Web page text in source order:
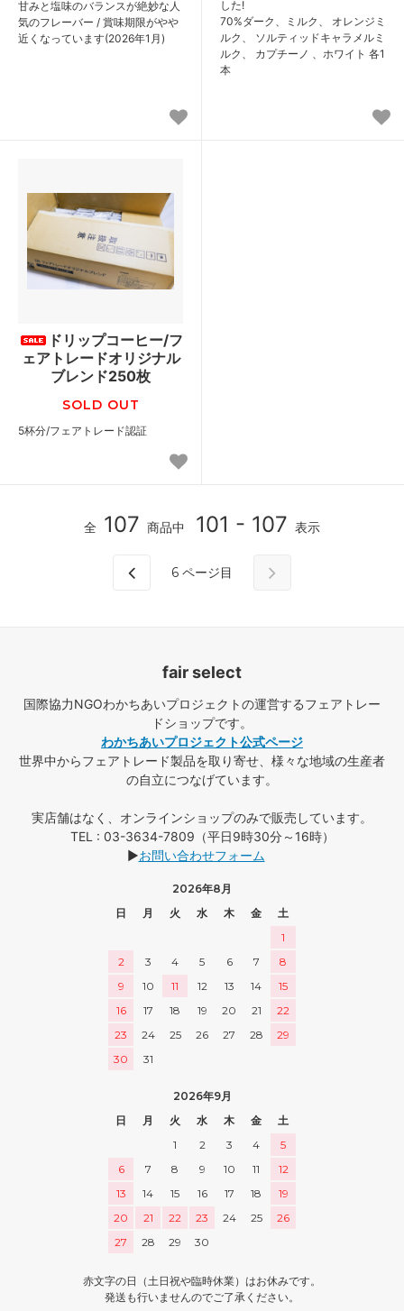
甘みと塩味のバランスが絶妙な人
気のフレーバー / 賞味期限がやや
近くなっています(2026年1月)
した!
70%ダーク、ミルク、 オレンジミ
ルク、 ソルティッドキャラメルミ
ルク、 カプチーノ 、ホワイト 各1
本
ドリップコーヒー/フ
ェアトレードオリジナル
ブレンド250枚
SOLD OUT
5杯分/フェアトレード認証
全 107 商品中 101 - 107 表示
6 ページ目
fair select
国際協力NGOわかちあいプロジェクトの運営するフェアトレー
ドショップです。
わかちあいプロジェクト公式ページ
世界中からフェアトレード製品を取り寄せ、様々な地域の生産者
の自立につなげています。
実店舗はなく、オンラインショップのみで販売しています。
TEL : 03-3634-7809（平日9時30分～16時）
▶お問い合わせフォーム
2026年8月
日
月 火 水 木 金
土
1
2
3 4 5 6 7
8
9
10 11 12 13 14
15
16
17 18 19 20 21
22
23
24 25 26 27 28
29
30
31
2026年9月
日
月 火 水 木 金
土
1
2 3 4
5
6
7 8 9 10 11
12
13
14 15 16 17 18
19
20
21 22 23 24 25
26
27
28 29 30
赤文字の日（土日祝や臨時休業）はお休みです。
発送も行いませんのでご了承ください。